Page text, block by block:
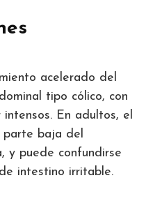
acelerado del
tipo cólico, con
En adultos, el
parte baja del
y puede confundirse
intestino irritable.